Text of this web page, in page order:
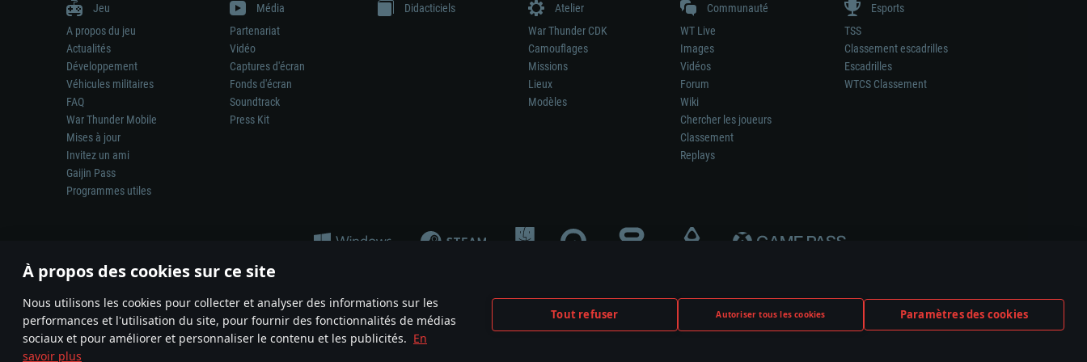
À propos des cookies sur ce site
Nous utilisons les cookies pour collecter et analyser des informations sur les
performances et l'utilisation du site, pour fournir des fonctionnalités de médias
sociaux et pour améliorer et personnaliser le contenu et les publicités. En
savoir plus
Tout refuser Autoriser tous les cookies Paramètres des cookies
Jeu
A propos du jeu
Actualités
Développement
Véhicules militaires
FAQ
War Thunder Mobile
Mises à jour
Invitez un ami
Gaijin Pass
Programmes utiles
Média
Partenariat
Vidéo
Captures d'écran
Fonds d'écran
Soundtrack
Press Kit
Didacticiels
Atelier
War Thunder CDK
Camouflages
Missions
Lieux
Modèles
Communauté
WT Live
Images
Vidéos
Forum
Wiki
Chercher les joueurs
Classement
Replays
Esports
TSS
Classement escadrilles
Escadrilles
WTCS Classement
La représentation d’une arme ou d’un véhicule réel dans ce jeu ne signifie pas la participation au développement du jeu, le sponsoring ou à l’approbation de tout fabricant d’armes ou de véhicule.
© 2011—2026 Gaijin Games Kft. All trademarks, logos and brand names are the property of their respective owners.
Termes et conditions